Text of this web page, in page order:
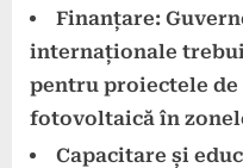
Finanțare:
internaționale
pentru proiectele de
fotovoltaică în
Capacitare și